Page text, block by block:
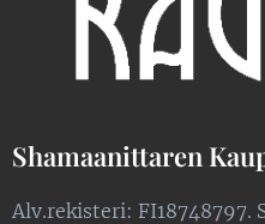
Shamaanittaren
Alv.rekisteri: FI18748797.